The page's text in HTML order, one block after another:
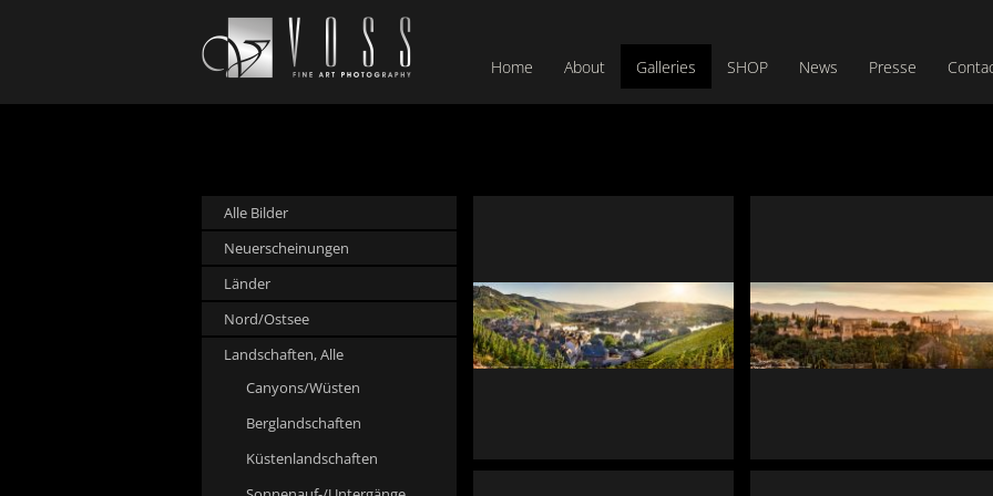
Home About Galleries SHOP News Presse
Alle Bilder
Neuerscheinungen
Länder
Nord/Ostsee
Landschaften, Alle
Canyons/Wüsten
Berglandschaften
Küstenlandschaften